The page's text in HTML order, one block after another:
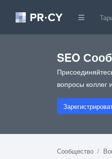
SEO
вопросы коллег
Сообщество